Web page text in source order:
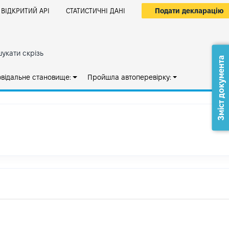
ВІДКРИТИЙ АРІ СТАТИСТИЧНІ ДАНІ Подати декларацію
скрізь
становище: Пройшла автоперевірку: Зміст документа